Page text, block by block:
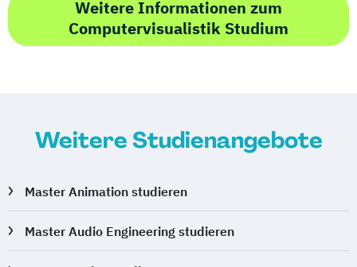
Weitere Informationen zum
Computervisualistik Studium
Weitere Studienangebote
Master Animation studieren
Master Audio Engineering studieren